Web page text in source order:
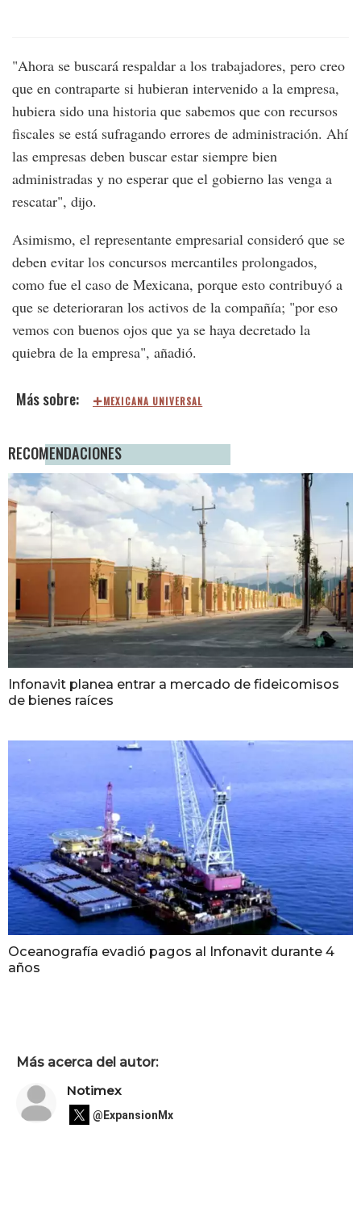
"Ahora se buscará respaldar a los trabajadores, pero creo
que en contraparte si hubieran intervenido a la empresa,
hubiera sido una historia que sabemos que con recursos
fiscales se está sufragando errores de administración. Ahí
las empresas deben buscar estar siempre bien
administradas y no esperar que el gobierno las venga a
rescatar", dijo.
Asimismo, el representante empresarial consideró que se
deben evitar los concursos mercantiles prolongados,
como fue el caso de Mexicana, porque esto contribuyó a
que se deterioraran los activos de la compañía; "por eso
vemos con buenos ojos que ya se haya decretado la
quiebra de la empresa", añadió.
MEXICANA UNIVERSAL
RECOMENDACIONES
Infonavit planea entrar a mercado de fideicomisos
de bienes raíces
Oceanografía evadió pagos al Infonavit durante 4
años
Más acerca del autor:
Notimex
@ExpansionMx